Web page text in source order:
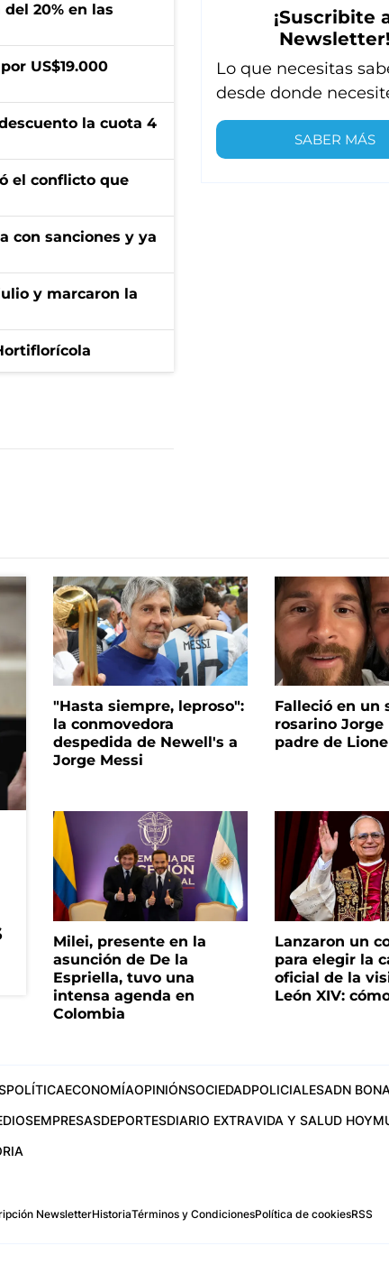
20% en las
US$19.000
la cuota 4
el conflicto que
con sanciones y ya
y marcaron la
¡Suscribite
Lo que necesitas
desde donde
SABER MÁS
"Hasta siempre, leproso":
la conmovedora
despedida de Newell's a
Jorge Messi
Falleció en un
rosarino Jorge
padre de
Milei, presente en la
asunción de De la
Espriella, tuvo una
intensa agenda en
Colombia
Lanzaron un
para elegir la
oficial de la
León XIV:
POLÍTICAECONOMÍAOPINIÓNSOCIEDADPOLICIALESADN
EMPRESASDEPORTESDIARIO EXTRAVIDA Y SALUD HOY
NewsletterHistoriaTérminos y CondicionesPolítica de cookiesRSS